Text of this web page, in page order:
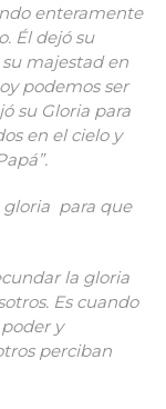
enteramente
Él dejó su
majestad en
podemos ser
su Gloria para
en el cielo y
gloria para que
la gloria
Es cuando
y
perciban